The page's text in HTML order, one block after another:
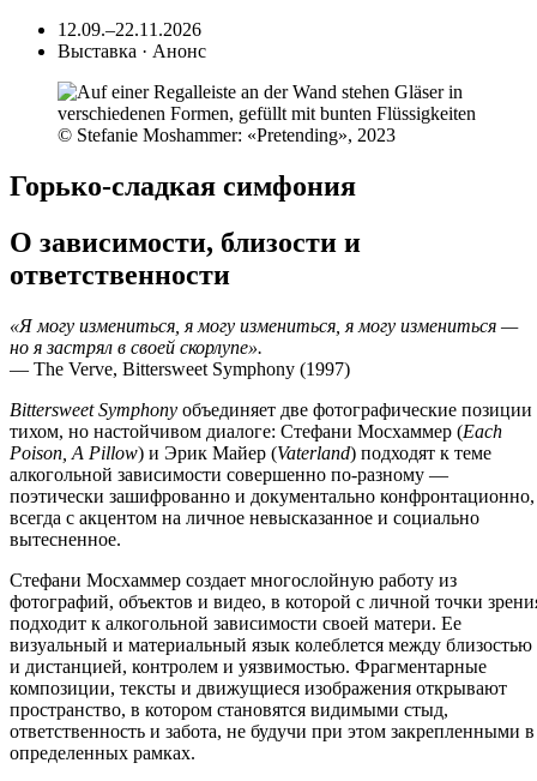
12.09.–22.11.2026
Выставка · Анонс
© Stefanie Moshammer: «Pretending», 2023
Горько-сладкая симфония
О зависимости, близости и
ответственности
«Я могу измениться, я могу измениться, я могу измениться —
но я застрял в своей скорлупе».
— The Verve, Bittersweet Symphony (1997)
Bittersweet Symphony объединяет две фотографические позиции
тихом, но настойчивом диалоге: Стефани Мосхаммер (Each
Poison, A Pillow) и Эрик Майер (Vaterland) подходят к теме
алкогольной зависимости совершенно по-разному —
поэтически зашифрованно и документально конфронтационно,
всегда с акцентом на личное невысказанное и социально
вытесненное.
Стефани Мосхаммер создает многослойную работу из
фотографий, объектов и видео, в которой с личной точки
подходит к алкогольной зависимости своей матери. Ее
визуальный и материальный язык колеблется между близостью
и дистанцией, контролем и уязвимостью. Фрагментарные
композиции, тексты и движущиеся изображения открывают
пространство, в котором становятся видимыми стыд,
ответственность и забота, не будучи при этом закрепленными в
определенных рамках.